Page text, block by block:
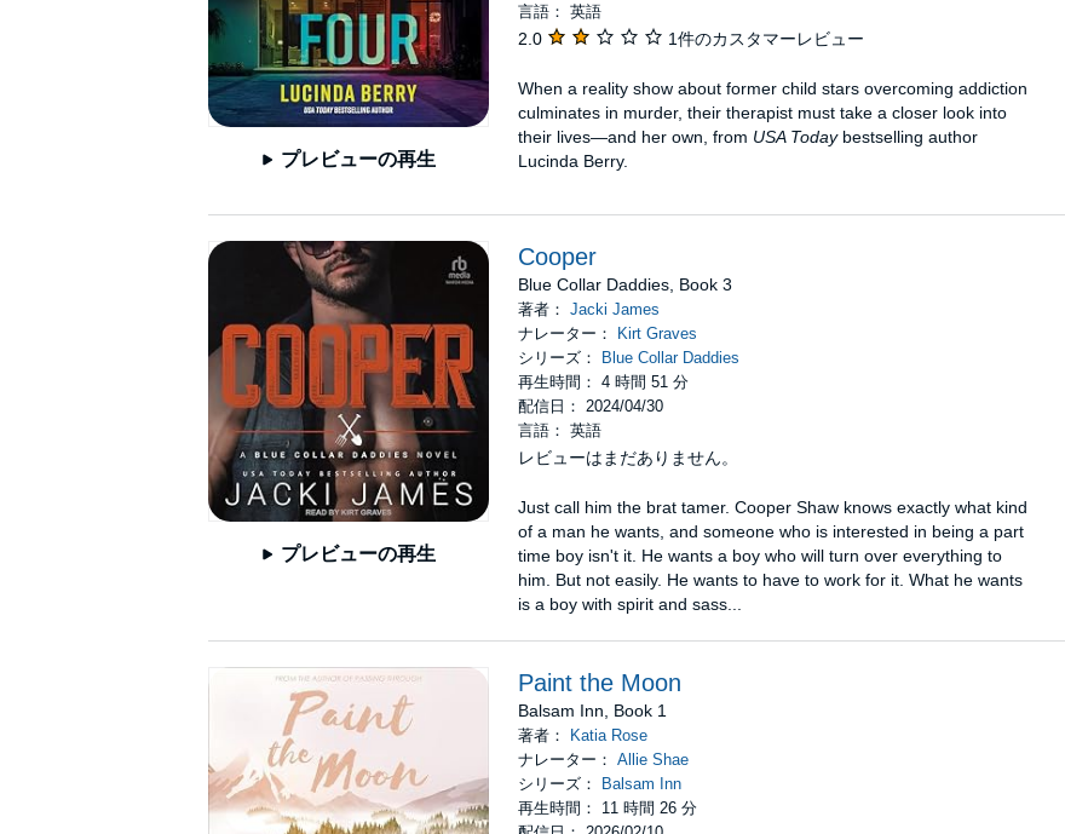
プレビューの再生
言語： 英語
2.0 1件のカスタマーレビュー
When a reality show about former child stars overcoming addiction
culminates in murder, their therapist must take a closer look into
their lives—and her own, from USA Todaybestselling author
Lucinda Berry.
プレビューの再生
Cooper
Blue Collar Daddies, Book 3
著者： Jacki James
ナレーター：
Kirt Graves
シリーズ：
Blue Collar Daddies
再生時間： 4 時間 51 分
配信日： 2024/04/30
言語： 英語
レビューはまだありません。
Just call him the brat tamer. Cooper Shaw knows exactly what kind
of a man he wants, and someone who is interested in being a part
time boy isn't it. He wants a boy who will turn over everything to
him. But not easily. He wants to have to work for it. What he wants
is a boy with spirit and sass...
Paint the Moon
Balsam Inn, Book 1
著者：
Katia Rose
ナレーター： Allie Shae
シリーズ：
Balsam Inn
再生時間： 11 時間 26 分